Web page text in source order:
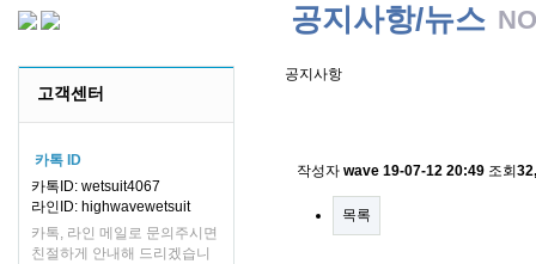
고객센터
카톡 ID
카톡ID: wetsuit4067
라인ID: highwavewetsuit
카톡, 라인 메일로 문의주시면
친절하게 안내해 드리겠습니
공지사항/뉴스
공지사항
작성자 wave 19-07-12 20:49 조회
목록